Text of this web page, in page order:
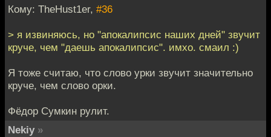
Кому: TheHust1er, #36
> я извиняюсь, но "апокалипсис наших дней" звучит
круче, чем "даешь апокалипсис". имхо. смаил :)
Я тоже считаю, что слово урки звучит значительно
круче, чем слово орки.
Фёдор Сумкин рулит.
Nekiy »